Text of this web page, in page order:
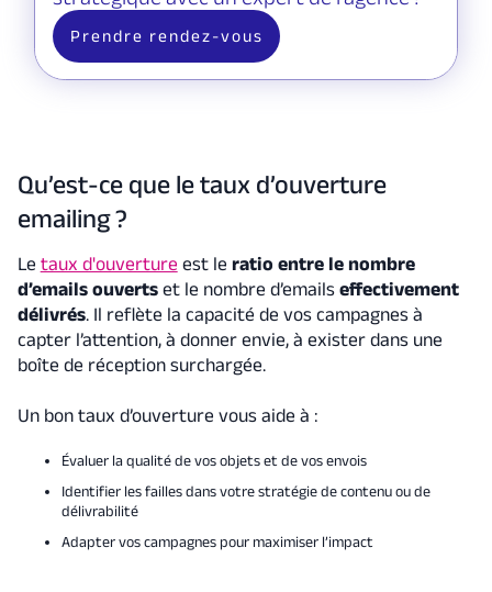
Prendre rendez-vous
Qu’est-ce que le taux d’ouverture
emailing ?
Le taux d'ouverture est le ratio entre le nombre
d’emails ouvertset le nombre d’emails effectivement
délivrés. Il reflète la capacité de vos campagnes à
capter l’attention, à donner envie, à exister dans une
boîte de réception surchargée.
Un bon taux d’ouverture vous aide à :
Évaluer la qualité de vos objets et de vos envois
Identifier les failles dans votre stratégie de contenu ou de
délivrabilité
Adapter vos campagnes pour maximiser l’impact